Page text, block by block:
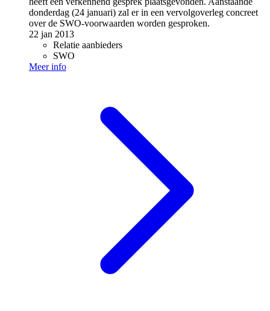
donderdag (24 januari) zal er in een vervolgoverleg concreet
over de SWO-voorwaarden worden gesproken.
22 jan 2013
Relatie aanbieders
SWO
Meer info